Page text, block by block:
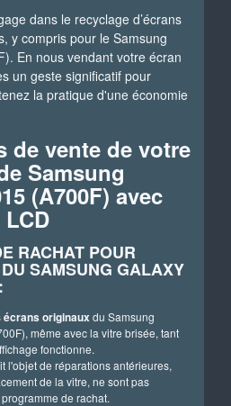
dans le recyclage d’écrans
y compris pour le Samsung
En nous vendant votre écran
un geste significatif pour
la pratique d'une économie
de vente de votre
Samsung
(A700F) avec
RACHAT POUR
SAMSUNG GALAXY
écrans originauxdu Samsung
même avec la vitre brisée, tant
fonctionne.
l'objet de réparations antérieures,
de la vitre, ne sont pas
de rachat.